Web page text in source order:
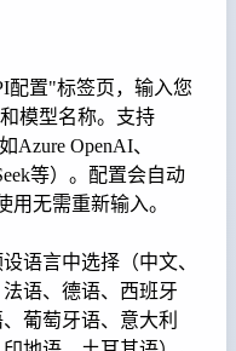
配置"标签页，输入您
模型名称。支持
Azure OpenAI、
等）。配置会自动
用无需重新输入。
语言中选择（中文、
语、德语、西班牙
葡萄牙语、意大利